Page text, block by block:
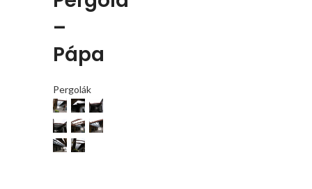
–
Pápa
Pergolák